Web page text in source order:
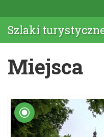
Szlaki
Miejsca